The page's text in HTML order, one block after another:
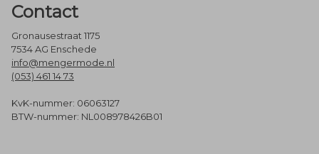
Contact
Gronausestraat 1175
7534 AG Enschede
info@mengermode.nl
(053) 461 14 73
KvK-nummer: 06063127
BTW-nummer: NL008978426B01